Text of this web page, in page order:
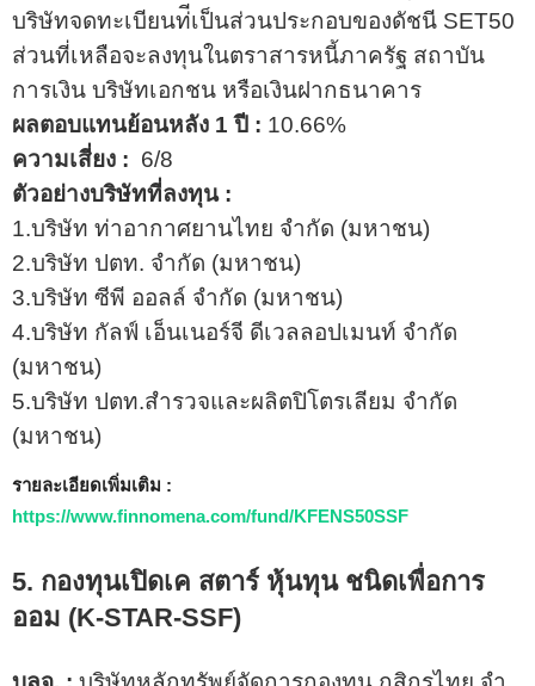
บริษัทจดทะเบียนท่ีเป็นส่วนประกอบของดัชนี SET50
ส่วนที่เหลือจะลงทุนในตราสารหนี้ภาครัฐ สถาบัน
การเงิน บริษัทเอกชน หรือเงินฝากธนาคาร
ผลตอบแทนย้อนหลัง 1 ปี : 10.66%
ความเสี่ยง : 6/8
ตัวอย่างบริษัทที่ลงทุน :
1.บริษัท ท่าอากาศยานไทย จํากัด (มหาชน)
2.บริษัท ปตท. จำกัด (มหาชน)
3.บริษัท ซีพี ออลล์ จํากัด (มหาชน)
4.บริษัท กัลฟ์ เอ็นเนอร์จี ดีเวลลอปเมนท์ จำกัด
(มหาชน)
5.บริษัท ปตท.สํารวจและผลิตปิโตรเลียม จํากัด
(มหาชน)
รายละเอียดเพิ่มเติม :
https://www.finnomena.com/fund/KFENS50SSF
5. กองทุนเปิดเค สตาร์ หุ้นทุน ชนิดเพื่อการ
ออม (K-STAR-SSF)